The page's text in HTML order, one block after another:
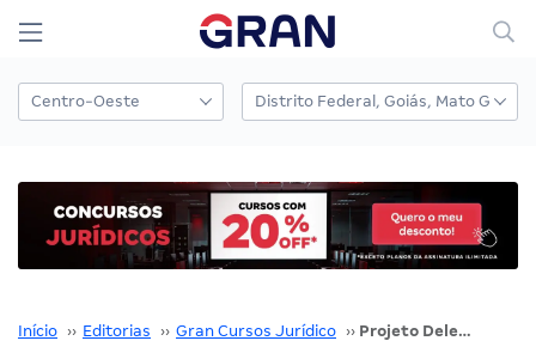
Início ›› Editorias ›› Gran Cursos Jurídico ›› Projeto Delegado: 200 dicas exclusivas e gratuitas para a sua aprovação!